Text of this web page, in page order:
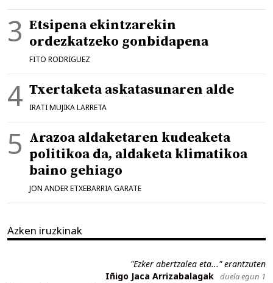
Etsipena ekintzarekin
ordezkatzeko gonbidapena
FITO RODRIGUEZ
Txertaketa askatasunaren alde
IRATI MUJIKA LARRETA
Arazoa aldaketaren kudeaketa
politikoa da, aldaketa klimatikoa
baino gehiago
JON ANDER ETXEBARRIA GARATE
Azken iruzkinak
"Ezker abertzalea eta..." erantzuten
Iñigo Jaca Arrizabalagak duela egun 1